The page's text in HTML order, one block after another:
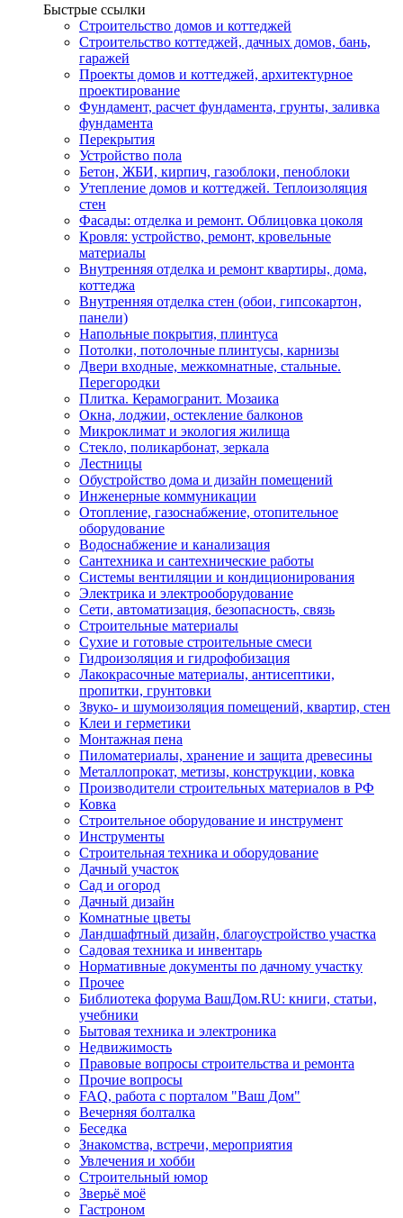
Быстрые ссылки
Строительство домов и коттеджей
Строительство коттеджей, дачных домов, бань,
гаражей
Проекты домов и коттеджей, архитектурное
проектирование
Фундамент, расчет фундамента, грунты, заливка
фундамента
Перекрытия
Устройство пола
Бетон, ЖБИ, кирпич, газоблоки, пеноблоки
Утепление домов и коттеджей. Теплоизоляция
стен
Фасады: отделка и ремонт. Облицовка цоколя
Кровля: устройство, ремонт, кровельные
материалы
Внутренняя отделка и ремонт квартиры, дома,
коттеджа
Внутренняя отделка стен (обои, гипсокартон,
панели)
Напольные покрытия, плинтуса
Потолки, потолочные плинтусы, карнизы
Двери входные, межкомнатные, стальные.
Перегородки
Плитка. Керамогранит. Мозаика
Окна, лоджии, остекление балконов
Микроклимат и экология жилища
Стекло, поликарбонат, зеркала
Лестницы
Обустройство дома и дизайн помещений
Инженерные коммуникации
Отопление, газоснабжение, отопительное
оборудование
Водоснабжение и канализация
Сантехника и сантехнические работы
Системы вентиляции и кондиционирования
Электрика и электрооборудование
Сети, автоматизация, безопасность, связь
Строительные материалы
Сухие и готовые строительные смеси
Гидроизоляция и гидрофобизация
Лакокрасочные материалы, антисептики,
пропитки, грунтовки
Звуко- и шумоизоляция помещений, квартир, стен
Клеи и герметики
Монтажная пена
Пиломатериалы, хранение и защита древесины
Металлопрокат, метизы, конструкции, ковка
Производители строительных материалов в РФ
Ковка
Строительное оборудование и инструмент
Инструменты
Строительная техника и оборудование
Дачный участок
Сад и огород
Дачный дизайн
Комнатные цветы
Ландшафтный дизайн, благоустройство участка
Садовая техника и инвентарь
Нормативные документы по дачному участку
Прочее
Библиотека форума ВашДом.RU: книги, статьи,
учебники
Бытовая техника и электроника
Недвижимость
Правовые вопросы строительства и ремонта
Прочие вопросы
FAQ, работа с порталом "Ваш Дом"
Вечерняя болталка
Беседка
Знакомства, встречи, мероприятия
Увлечения и хобби
Строительный юмор
Зверьё моё
Гастроном